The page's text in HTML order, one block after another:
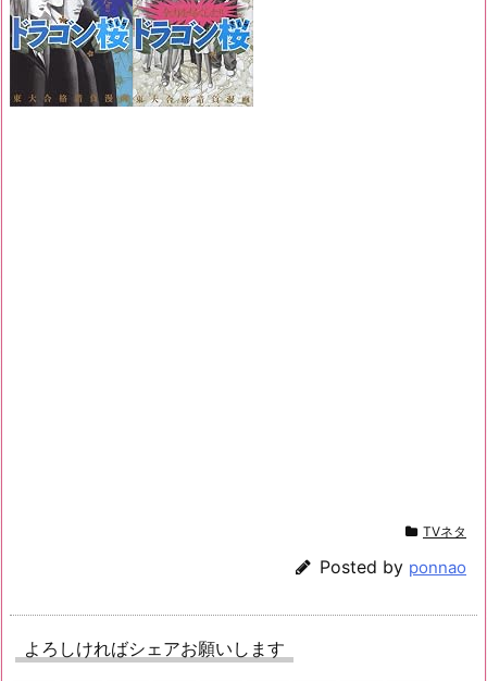
TVネタ
Posted by ponnao
よろしければシェアお願いします